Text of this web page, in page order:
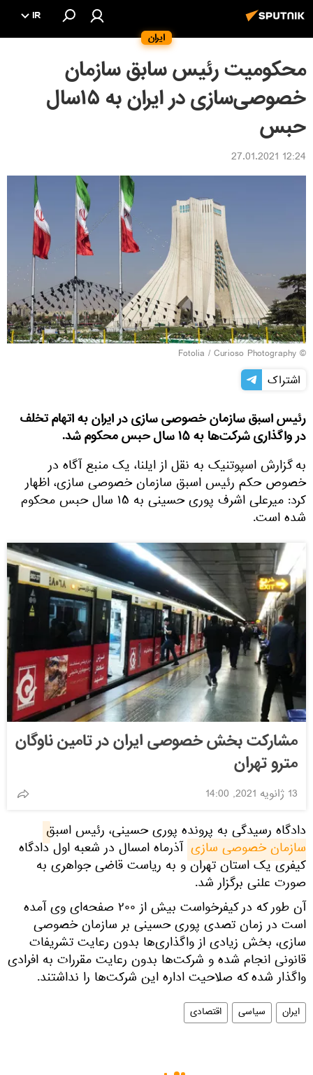
ایران
IR
محکومیت رئیس سابق سازمان
خصوصی‌سازی در ایران به ۱۵سال
حبس
12:24 27.01.2021
©
Fotolia / Curioso Photography
اشتراک
رئیس اسبق سازمان خصوصی سازی در ایران به اتهام تخلف
در واگذاری شرکت‌ها به ۱۵ سال حبس محکوم شد.
به گزارش اسپوتنیک به نقل از ایلنا، یک منبع آگاه در
خصوص حکم رئیس اسبق سازمان خصوصی سازی، اظهار
کرد: میرعلی اشرف پوری حسینی به ۱۵ سال حبس محکوم
شده است.
مشارکت بخش خصوصی ایران در تامین ناوگان
مترو تهران
13 ژانویه 2021, 14:00
دادگاه رسیدگی به پرونده پوری حسینی، رئیس اسبق
سازمان خصوصی سازی آذرماه امسال در شعبه اول دادگاه
کیفری یک استان تهران و به ریاست قاضی جواهری به
صورت علنی برگزار شد.
آن طور که در کیفرخواست بیش از ۲۰۰ صفحه‌ای وی آمده
است در زمان تصدی پوری حسینی بر سازمان خصوصی
سازی، بخش زیادی از واگذاری‌ها بدون رعایت تشریفات
قانونی انجام شده و شرکت‌ها بدون رعایت مقررات به افرادی
واگذار شده که صلاحیت اداره این شرکت‌ها را نداشتند.
ایران سیاسی اقتصادی